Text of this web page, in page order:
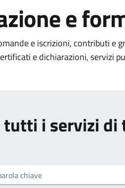
e
e iscrizioni, contributi e
e dichiarazioni, servizi
tutti i servizi di